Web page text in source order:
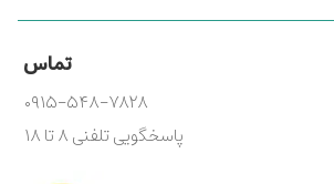
تماس
۰۹۱۵-۵۴۸-۷۸۲۸
پاسخگویی تلفنی ۸ تا ۱۸